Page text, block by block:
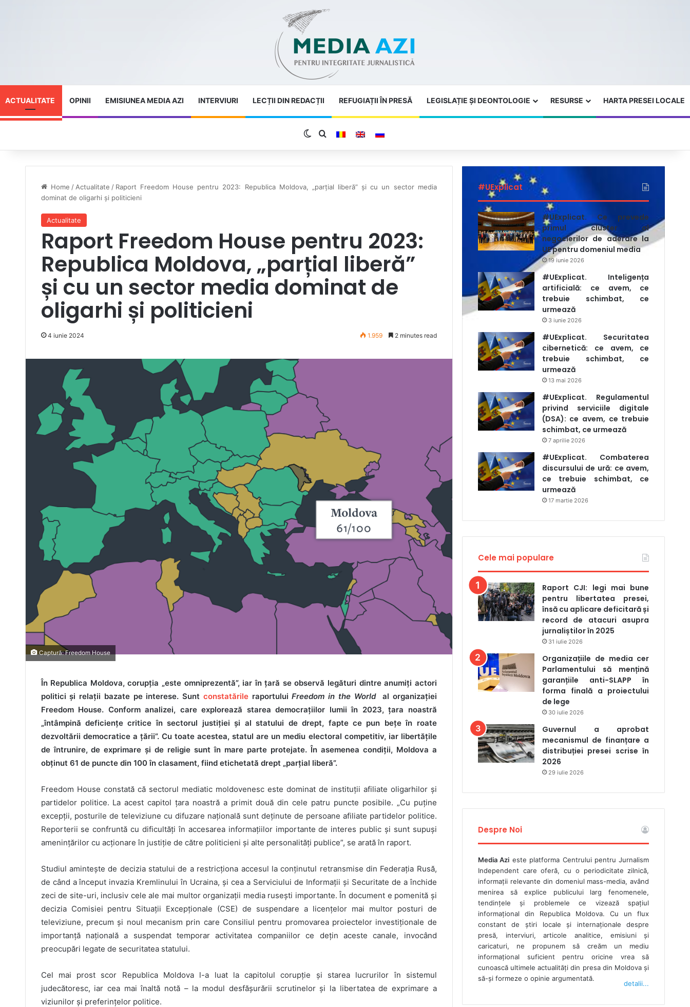
ACTUALITATE OPINII EMISIUNEA MEDIA AZI INTERVIURI LECȚII DIN REDACȚII REFUGIAȚII ÎN PRESĂ LEGISLAȚIE ȘI DEONTOLOGIE RESURSE HARTA PRESEI LOCALE
Switch skin
Search for
Home / Actualitate / Raport Freedom House pentru 2023: Republica Moldova, „parțial liberă” și cu un sector media
dominat de oligarhi și politicieni
Actualitate
Raport Freedom House pentru 2023:
Republica Moldova, „parțial liberă”
și cu un sector media dominat de
oligarhi și politicieni
4 iunie 2024 1.959 2 minutes read
Captură: Freedom House
În Republica Moldova, corupția „este omniprezentă”, iar în țară se observă legături dintre anumiți actori
politici și relații bazate pe interese. Sunt constatărileraportuluiFreedom in the World
al organizației
Freedom House. Conform analizei, care explorează starea democrațiilor lumii în 2023, țara noastră
„întâmpină deficiențe critice în sectorul justiției și al statului de drept, fapte ce pun bețe în roate
dezvoltării democratice a țării”. Cu toate acestea, statul are un mediu electoral competitiv, iar libertățile
de întrunire, de exprimare și de religie sunt în mare parte protejate. În asemenea condiții, Moldova a
obținut 61 de puncte din 100 în clasament, fiind etichetată drept „parțial liberă”.
Freedom House constată că sectorul mediatic moldovenesc este dominat de instituții afiliate oligarhilor și
partidelor politice. La acest capitol țara noastră a primit două din cele patru puncte posibile. „Cu puține
excepții, posturile de televiziune cu difuzare națională sunt deținute de persoane afiliate partidelor politice.
Reporterii se confruntă cu dificultăți în accesarea informațiilor importante de interes public și sunt supuși
amenințărilor cu acționare în justiție de către politicieni și alte personalități publice”, se arată în raport.
Studiul amintește de decizia statului de a restricționa accesul la conținutul retransmise din Federația Rusă,
de când a început invazia Kremlinului în Ucraina, și cea a Serviciului de Informații și Securitate de a închide
zeci de site-uri, inclusiv cele ale mai multor organizații media rusești importante. În document e pomenită și
decizia Comisiei pentru Situații Excepționale (CSE) de suspendare a licențelor mai multor posturi de
televiziune, precum și noul mecanism prin care Consiliul pentru promovarea proiectelor investiționale de
importanță națională a suspendat temporar activitatea companiilor ce dețin aceste canale, invocând
preocupări legate de securitatea statului.
Cel mai prost scor Republica Moldova l-a luat la capitolul corupție și starea lucrurilor în sistemul
judecătoresc, iar cea mai înaltă notă – la modul desfășurării scrutinelor și la libertatea de exprimare a
viziunilor și preferințelor politice.
#UExplicat
#UExplicat. Ce prevede
primul cluster al
negocierilor de aderare la
UE pentru domeniul media
19 iunie 2026
#UExplicat. Inteligența
artificială: ce avem, ce
trebuie schimbat, ce
urmează
3 iunie 2026
#UExplicat. Securitatea
cibernetică: ce avem, ce
trebuie schimbat, ce
urmează
13 mai 2026
#UExplicat. Regulamentul
privind serviciile digitale
(DSA): ce avem, ce trebuie
schimbat, ce urmează
7 aprilie 2026
#UExplicat. Combaterea
discursului de ură: ce avem,
ce trebuie schimbat, ce
urmează
17 martie 2026
Cele mai populare
Raport CJI: legi mai bune
pentru libertatea presei,
însă cu aplicare deficitară și
record de atacuri asupra
jurnaliștilor în 2025
31 iulie 2026
Organizațiile de media cer
Parlamentului să mențină
garanțiile anti-SLAPP în
forma finală a proiectului
de lege
30 iulie 2026
Guvernul a aprobat
mecanismul de finanțare a
distribuției presei scrise în
2026
29 iulie 2026
Despre Noi
Media Azi este platforma Centrului pentru Jurnalism
Independent care oferă, cu o periodicitate zilnică,
informații relevante din domeniul mass-media, având
menirea să explice publicului larg fenomenele,
tendințele și problemele ce vizează spațiul
informațional din Republica Moldova. Cu un flux
constant de ştiri locale şi internaţionale despre
presă, interviuri, articole analitice, emisiuni și
caricaturi, ne propunem să creăm un mediu
informaţional suficient pentru oricine vrea să
cunoască ultimele actualităţi din presa din Moldova şi
să-şi formeze o opinie argumentată.
detalii...